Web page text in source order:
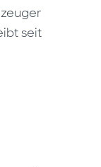
seit